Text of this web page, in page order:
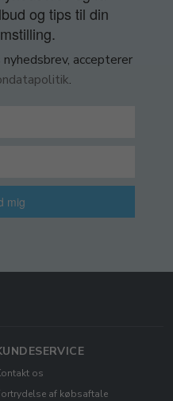
og tips til din
accepterer
.
mig
os
af købsaftale